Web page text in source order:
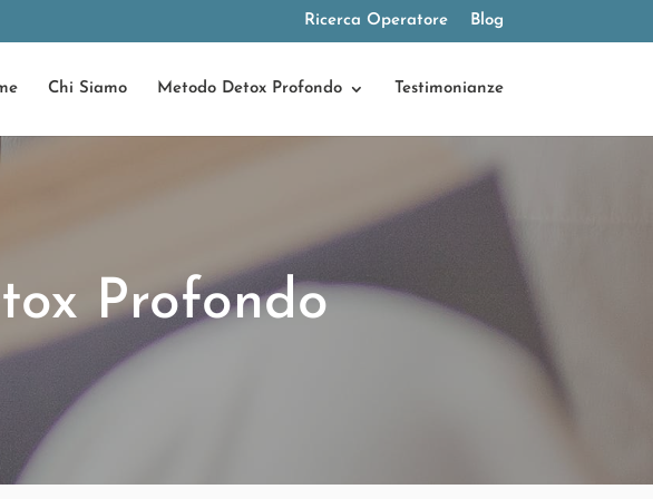
Ricerca Operatore Blog
Chi Siamo Metodo Detox Profondo Testimonianze
Profondo